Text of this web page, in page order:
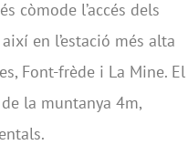
còmode l’accés dels
en l’estació més alta
Font-frède i La Mine. El
la muntanya 4m,